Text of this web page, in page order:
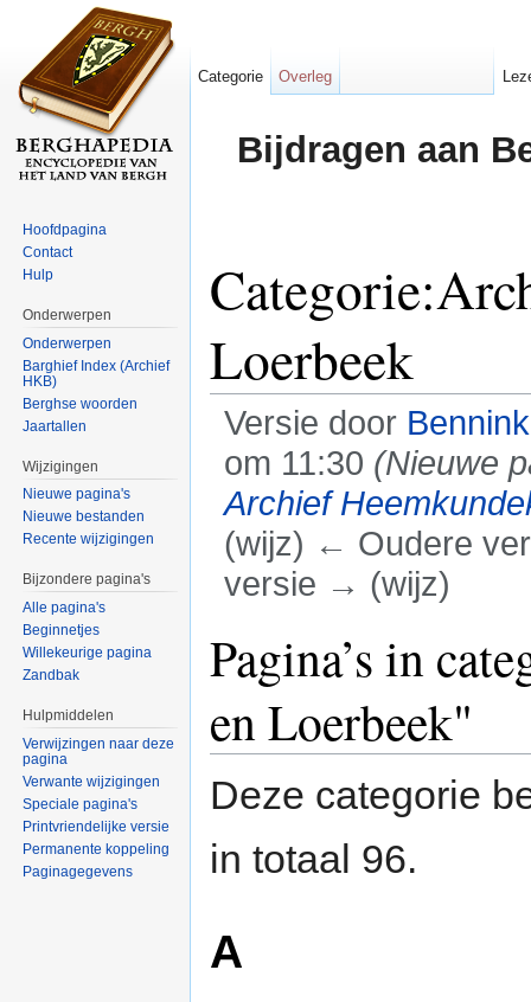
Bijdragen aan
Loerbeek
Versie door
om 11:30 (Nieuwe
Archief
(wijz) ← Oudere
versie → (wijz)
Pagina’s in
en Loerbeek"
Deze categorie
in totaal 96.
A
Categorie Overleg
Hoofdpagina
Contact
Hulp
Onderwerpen
Onderwerpen
Barghief Index (Archief
HKB)
Berghse woorden
Jaartallen
Wijzigingen
Nieuwe pagina's
Nieuwe bestanden
Recente wijzigingen
Bijzondere pagina's
Alle pagina's
Beginnetjes
Willekeurige pagina
Zandbak
Hulpmiddelen
Verwijzingen naar deze
pagina
Verwante wijzigingen
Speciale pagina's
Printvriendelijke versie
Permanente koppeling
Paginagegevens